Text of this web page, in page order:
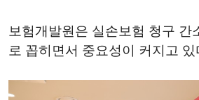
보험개발원은 실손보험 청구 간
로 꼽히면서 중요성이 커지고 있